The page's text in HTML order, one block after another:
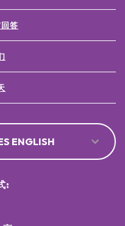
答
ENGLISH
: